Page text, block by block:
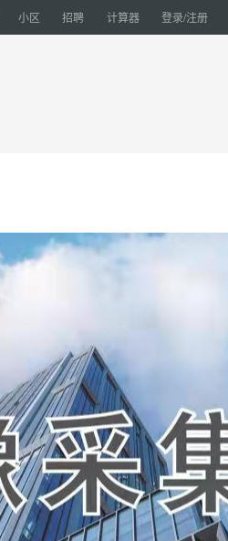
小区 招聘 计算器 登录/注册